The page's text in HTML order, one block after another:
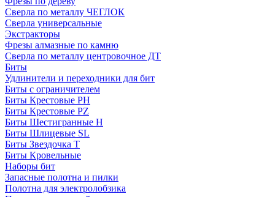
Сверла по металлу ЧЕГЛОК
Сверла универсальные
Экстракторы
Фрезы алмазные по камню
Сверла по металлу центровочное ДТ
Биты
Удлинители и переходники для бит
Биты с ограничителем
Биты Крестовые PH
Биты Крестовые PZ
Биты Шестигранные H
Биты Шлицевые SL
Биты Звездочка T
Биты Кровельные
Наборы бит
Запасные полотна и пилки
Полотна для электролобзика